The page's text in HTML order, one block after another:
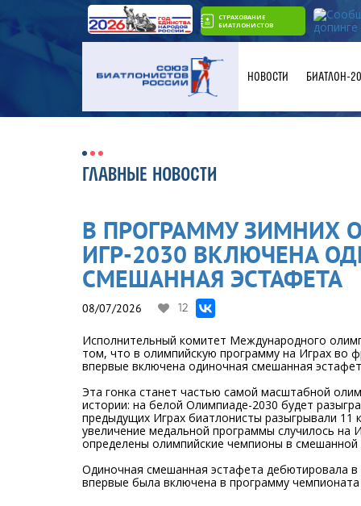
СТРАХОВАНИЕ
БИАТЛОНИСТОВ
НОВОСТИ БИАТЛОН-
ГЛАВНЫЕ НОВОСТИ
В ПРОГРАММУ ЗИМНИХ
ИГР-2030 ВКЛЮЧЕНА
СМЕШАННАЯ ЭСТАФЕТА
08/07/2026 12
Исполнительный комитет Международного
том, что в олимпийскую программу на Играх во
впервые включена одиночная смешанная
Эта гонка станет частью самой масштабной
истории: на белой Олимпиаде-2030 будет
предыдущих Играх биатлонисты разыгрывали 11
увеличение медальной программы случилось на
определены олимпийские чемпионы в смешанной
Одиночная смешанная эстафета дебютировала в
впервые была включена в программу чемпионата